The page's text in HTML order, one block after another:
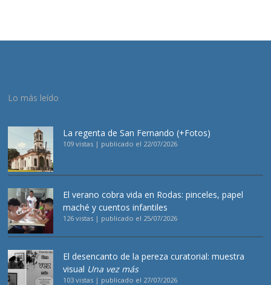
Lo más leído
La regenta de San Fernando (+Fotos)
109 vistas | publicado el 22/07/2026
El verano cobra vida en Rodas: pinceles, papel
maché y cuentos infantiles
126 vistas | publicado el 25/07/2026
El desencanto de la pereza curatorial: muestra
visual Una vez más
103 vistas | publicado el 27/07/2026